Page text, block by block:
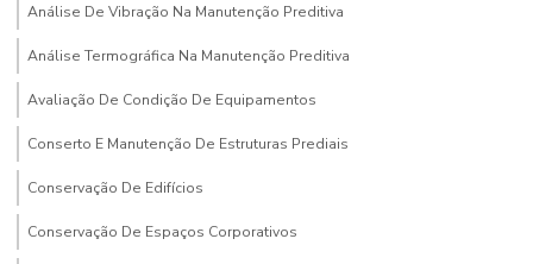
Análise De Vibração Na Manutenção Preditiva
Análise Termográfica Na Manutenção Preditiva
Avaliação De Condição De Equipamentos
Conserto E Manutenção De Estruturas Prediais
Conservação De Edifícios
Conservação De Espaços Corporativos